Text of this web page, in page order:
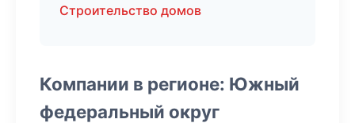
Строительство домов
Компании в регионе: Южный
федеральный округ